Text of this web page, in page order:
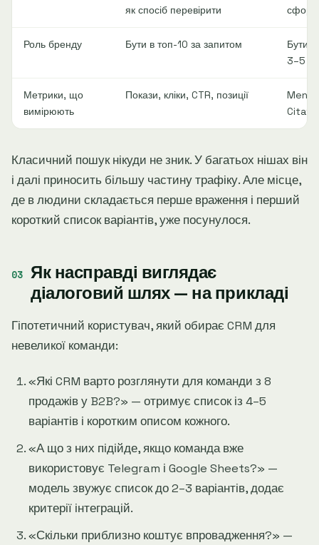
як спосіб перевірити
Роль бренду Бути в топ-10 за запитом
Бути в
3–5
Метрики, що
вимірюють
Покази, кліки, CTR, позиції
Класичний пошук нікуди не зник. У багатьох нішах він
і далі приносить більшу частину трафіку. Але місце,
де в людини складається перше враження і перший
короткий список варіантів, уже посунулося.
Як насправді виглядає
діалоговий шлях — на прикладі
Гіпотетичний користувач, який обирає CRM для
невеликої команди:
«Які CRM варто розглянути для команди з 8
продажів у B2B?» — отримує список із 4–5
варіантів і коротким описом кожного.
«А що з них підійде, якщо команда вже
використовує Telegram і Google Sheets?» —
модель звужує список до 2–3 варіантів, додає
критерії інтеграцій.
«Скільки приблизно коштує впровадження?» —